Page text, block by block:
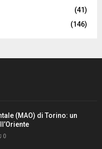
(41)
(146)
(MAO) di Torino: un
0